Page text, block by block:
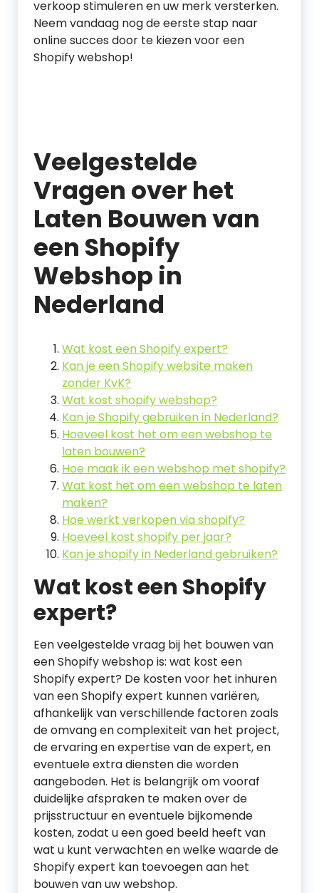
verkoop stimuleren en uw merk versterken.
Neem vandaag nog de eerste stap naar
online succes door te kiezen voor een
Shopify webshop!
Veelgestelde
Vragen over het
Laten Bouwen van
een Shopify
Webshop in
Nederland
Wat kost een Shopify expert?
Kan je een Shopify website maken
zonder KvK?
Wat kost shopify webshop?
Kan je Shopify gebruiken in Nederland?
Hoeveel kost het om een webshop te
laten bouwen?
Hoe maak ik een webshop met shopify?
Wat kost het om een webshop te laten
maken?
Hoe werkt verkopen via shopify?
Hoeveel kost shopify per jaar?
Kan je shopify in Nederland gebruiken?
Wat kost een Shopify
expert?
Een veelgestelde vraag bij het bouwen van
een Shopify webshop is: wat kost een
Shopify expert? De kosten voor het inhuren
van een Shopify expert kunnen variëren,
afhankelijk van verschillende factoren zoals
de omvang en complexiteit van het project,
de ervaring en expertise van de expert, en
eventuele extra diensten die worden
aangeboden. Het is belangrijk om vooraf
duidelijke afspraken te maken over de
prijsstructuur en eventuele bijkomende
kosten, zodat u een goed beeld heeft van
wat u kunt verwachten en welke waarde de
Shopify expert kan toevoegen aan het
bouwen van uw webshop.